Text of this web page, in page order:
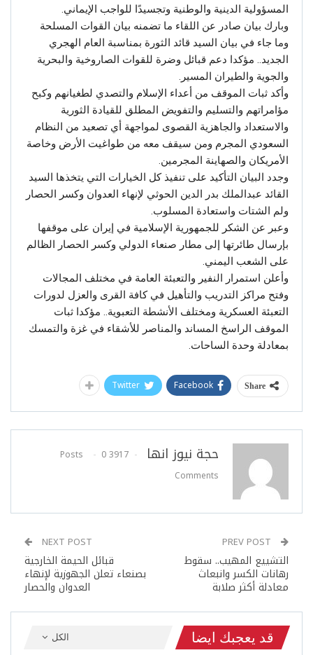
المسؤولية الدينية والوطنية وتجسيدًا للواجب الإيماني.
وبارك بيان صادر عن اللقاء ما تضمنه بيان القوات المسلحة
وما جاء في بيان السيد قائد الثورة بمناسبة العام الهجري
الجديد.. مؤكدا دعم قبائل وضرة للقوات الصاروخية والبحرية
والجوية والطيران المسير.
وأكد ثبات الموقف من أعداء الإسلام والتصدي لطغيانهم وكبح
مؤامراتهم والتسليم والتفويض المطلق للقيادة الثورية
والاستعداد والجاهزية القصوى لمواجهة أي تصعيد من النظام
السعودي المجرم ومن سيقف معه من طواغيت الأرض وخاصة
الأمريكان والصهاينة المجرمين.
وجدد البيان التأكيد على تنفيذ كل الخيارات التي يتخذها السيد
القائد عبدالملك بدر الدين الحوثي لإنهاء العدوان وكسر الحصار
ولم الشتات واستعادة المسلوب.
وعبر عن الشكر للجمهورية الإسلامية في إيران على موقفها
بإرسال طائرتها إلى مطار صنعاء الدولي وكسر الحصار الظالم
على الشعب اليمني.
وأعلن استمرار النفير والتعبئة العامة في مختلف المجالات
وفتح مراكز التدريب والتأهيل في كافة القرى والعزل لدورات
التعبئة العسكرية ومختلف الأنشطة التعبوية.. مؤكدا ثبات
الموقف الراسخ المساند والمناصر للأشقاء في غزة والتمسك
بمعادلة وحدة الساحات.
Share
Facebook
Twitter
حجة نيوز انها 3917 Posts
0
Comments
التشييع المهيب.. سقوط
رهانات الكسر وانبعاث
معادلة أكثر صلابة
NEXT POST
قبائل الحيمة الخارجية
بصنعاء تعلن الجهوزية لإنهاء
العدوان والحصار
الكل قد يعجبك ايضا